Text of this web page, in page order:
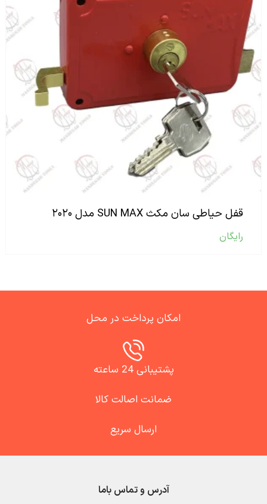
قفل حیاطی سان مکث SUN MAX مدل ۲۰۲۰
رایگان
امکان پرداخت در محل
پشتیبانی 24 ساعته
ضمانت اصالت کالا
ارسال سریع
آدرس و تماس باما